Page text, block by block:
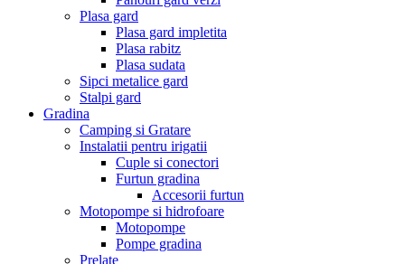
Plasa gard
Plasa gard impletita
Plasa rabitz
Plasa sudata
Sipci metalice gard
Stalpi gard
Gradina
Camping si Gratare
Instalatii pentru irigatii
Cuple si conectori
Furtun gradina
Accesorii furtun
Motopompe si hidrofoare
Motopompe
Pompe gradina
Prelate